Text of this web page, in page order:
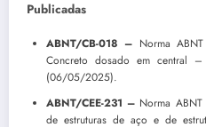
Publicadas
ABNT/CB-018 – Norma
Concreto dosado em central
(06/05/2025).
ABNT/CEE-231 – Norma
de estruturas de aço e de